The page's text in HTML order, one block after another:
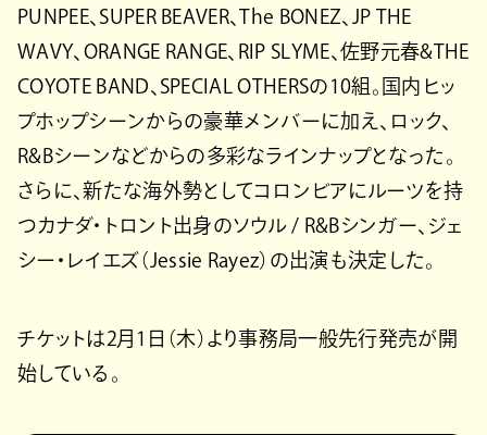
PUNPEE、SUPER BEAVER、The BONEZ、JP THE
WAVY、ORANGE RANGE、RIP SLYME、佐野元春&THE
COYOTE BAND、SPECIAL OTHERSの10組。国内ヒッ
プホップシーンからの豪華メンバーに加え、ロック、
R&Bシーンなどからの多彩なラインナップとなった。
さらに、新たな海外勢としてコロンビアにルーツを持
つカナダ・トロント出身のソウル / R&Bシンガー、ジェ
シー・レイエズ（Jessie Rayez）の出演も決定した。
チケットは2月1日（木）より事務局一般先行発売が開
始している。